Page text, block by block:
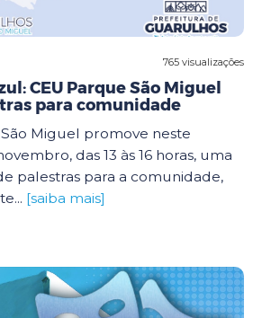
765 visualizações
CEU Parque São Miguel
para comunidade
Miguel promove neste
das 13 às 16 horas, uma
palestras para a comunidade,
[saiba mais]